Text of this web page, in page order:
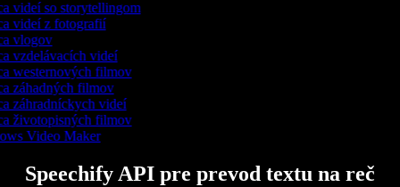
videí so storytellingom
videí z fotografií
vlogov
vzdelávacích videí
westernových filmov
záhadných filmov
záhradníckych videí
životopisných filmov
Video Maker
Speechify API pre prevod textu na reč